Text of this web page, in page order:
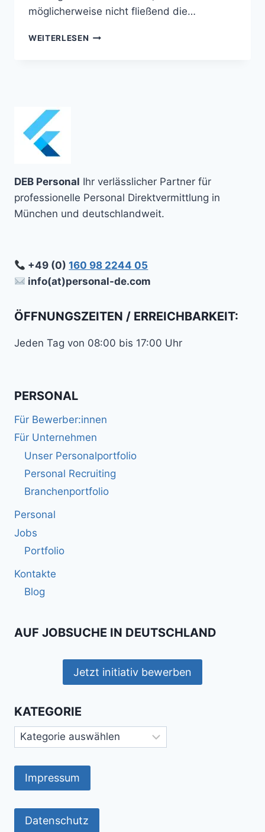
möglicherweise nicht fließend die…
WEITERLESEN SO
DEB Personal Ihr verlässlicher Partner für
professionelle Personal Direktvermittlung in
München und deutschlandweit.
+49 (0)160 98 2244 05
info(at)personal-de.com
ÖFFNUNGSZEITEN / ERREICHBARKEIT:
Jeden Tag von 08:00 bis 17:00 Uhr
PERSONAL
Für Bewerber:innen
Für Unternehmen
Unser Personalportfolio
Personal Recruiting
Branchenportfolio
Personal
Jobs
Portfolio
Kontakte
Blog
AUF JOBSUCHE IN DEUTSCHLAND
Jetzt initiativ bewerben
KATEGORIE
Kategorie
Impressum
Datenschutz